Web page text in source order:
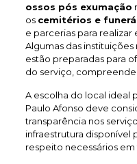
ossos pós exumação
os cemitérios e
e parcerias para
Algumas das
estão preparadas para
do serviço,
A escolha do local ideal
Paulo Afonso deve
transparência nos
infraestrutura disponível
respeito necessários